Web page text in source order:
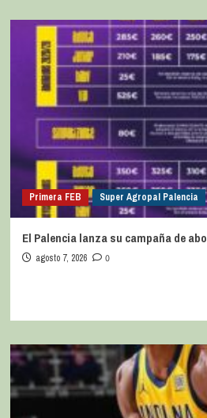
Primera FEB Super Agropal Palencia
El Palencia lanza su campaña de
agosto 7, 2026 0